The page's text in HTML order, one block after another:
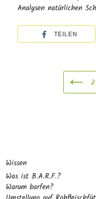
Analysen natürlichen
TEILEN
Wissen
Was ist B.A.R.F.?
Warum barfen?